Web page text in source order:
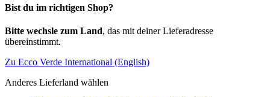
Bist du im richtigen Shop?
Bitte wechsle zum Land, das mit deiner Lieferadresse
übereinstimmt.
Zu Ecco Verde International (English)
Anderes Lieferland wählen